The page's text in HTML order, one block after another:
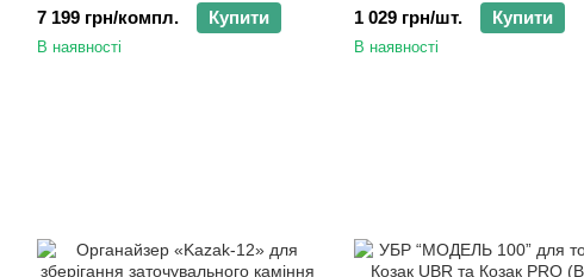
7 199 грн/компл.
Купити
В наявності
1 029 грн/шт.
Купити
В наявності